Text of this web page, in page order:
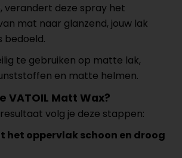
verandert deze spray het
mat naar glanzend, jouw lak
bedoeld.
te gebruiken op matte lak,
en matte helmen.
VATOIL Matt Wax?
volg je deze stappen:
het oppervlak schoon en droog